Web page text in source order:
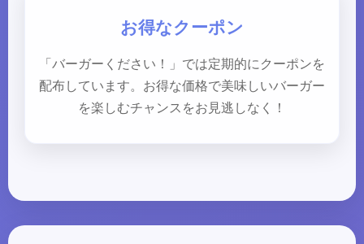
お得なクーポン
「バーガーください！」では定期的にクーポンを
配布しています。お得な価格で美味しいバーガー
を楽しむチャンスをお見逃しなく！